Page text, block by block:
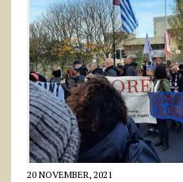
20 NOVEMBER, 2021